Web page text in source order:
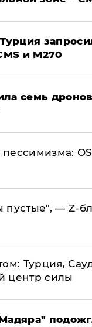
и M270
семь
пустые", — Z-
Турция,
центр силы